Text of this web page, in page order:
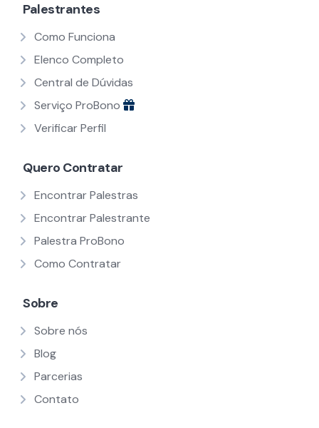
Palestrantes
Como Funciona
Elenco Completo
Central de Dúvidas
Serviço ProBono
Verificar Perfil
Quero Contratar
Encontrar Palestras
Encontrar Palestrante
Palestra ProBono
Como Contratar
Sobre
Sobre nós
Blog
Parcerias
Contato